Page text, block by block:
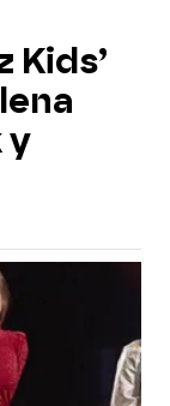
Kids’
y